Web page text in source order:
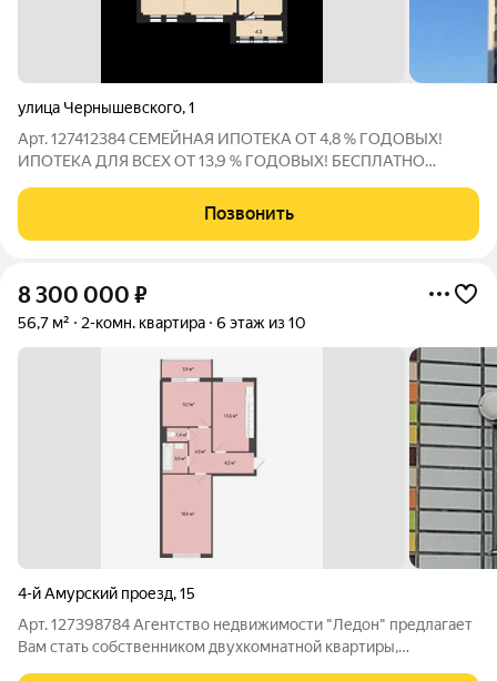
улица Чернышевского,1
Арт. 127412384 CЕМЕЙНАЯ ИПОТЕКА ОТ 4,8 % ГОДОВЫХ!
ИПОТЕКА ДЛЯ ВСЕХ ОТ 13,9 % ГОДОВЫХ! БЕСПЛАТНО
ДОМЕ! ЕДИHАЯ ЦЕНА С ЗАСTPOЙЩИKOM БEЗ КOМИССИЙ!
При покупке 3-х или 4-х комнатной квартиры с парковочным
Позвонить
8 300 000 ₽
56,7 м² 2-комн. квартира 6 этаж из 10
4-й Амурский проезд,15
Арт. 127398784 Агентство недвижимости "Ледон" предлагает
Вам стать собственником двухкомнатной квартиры,